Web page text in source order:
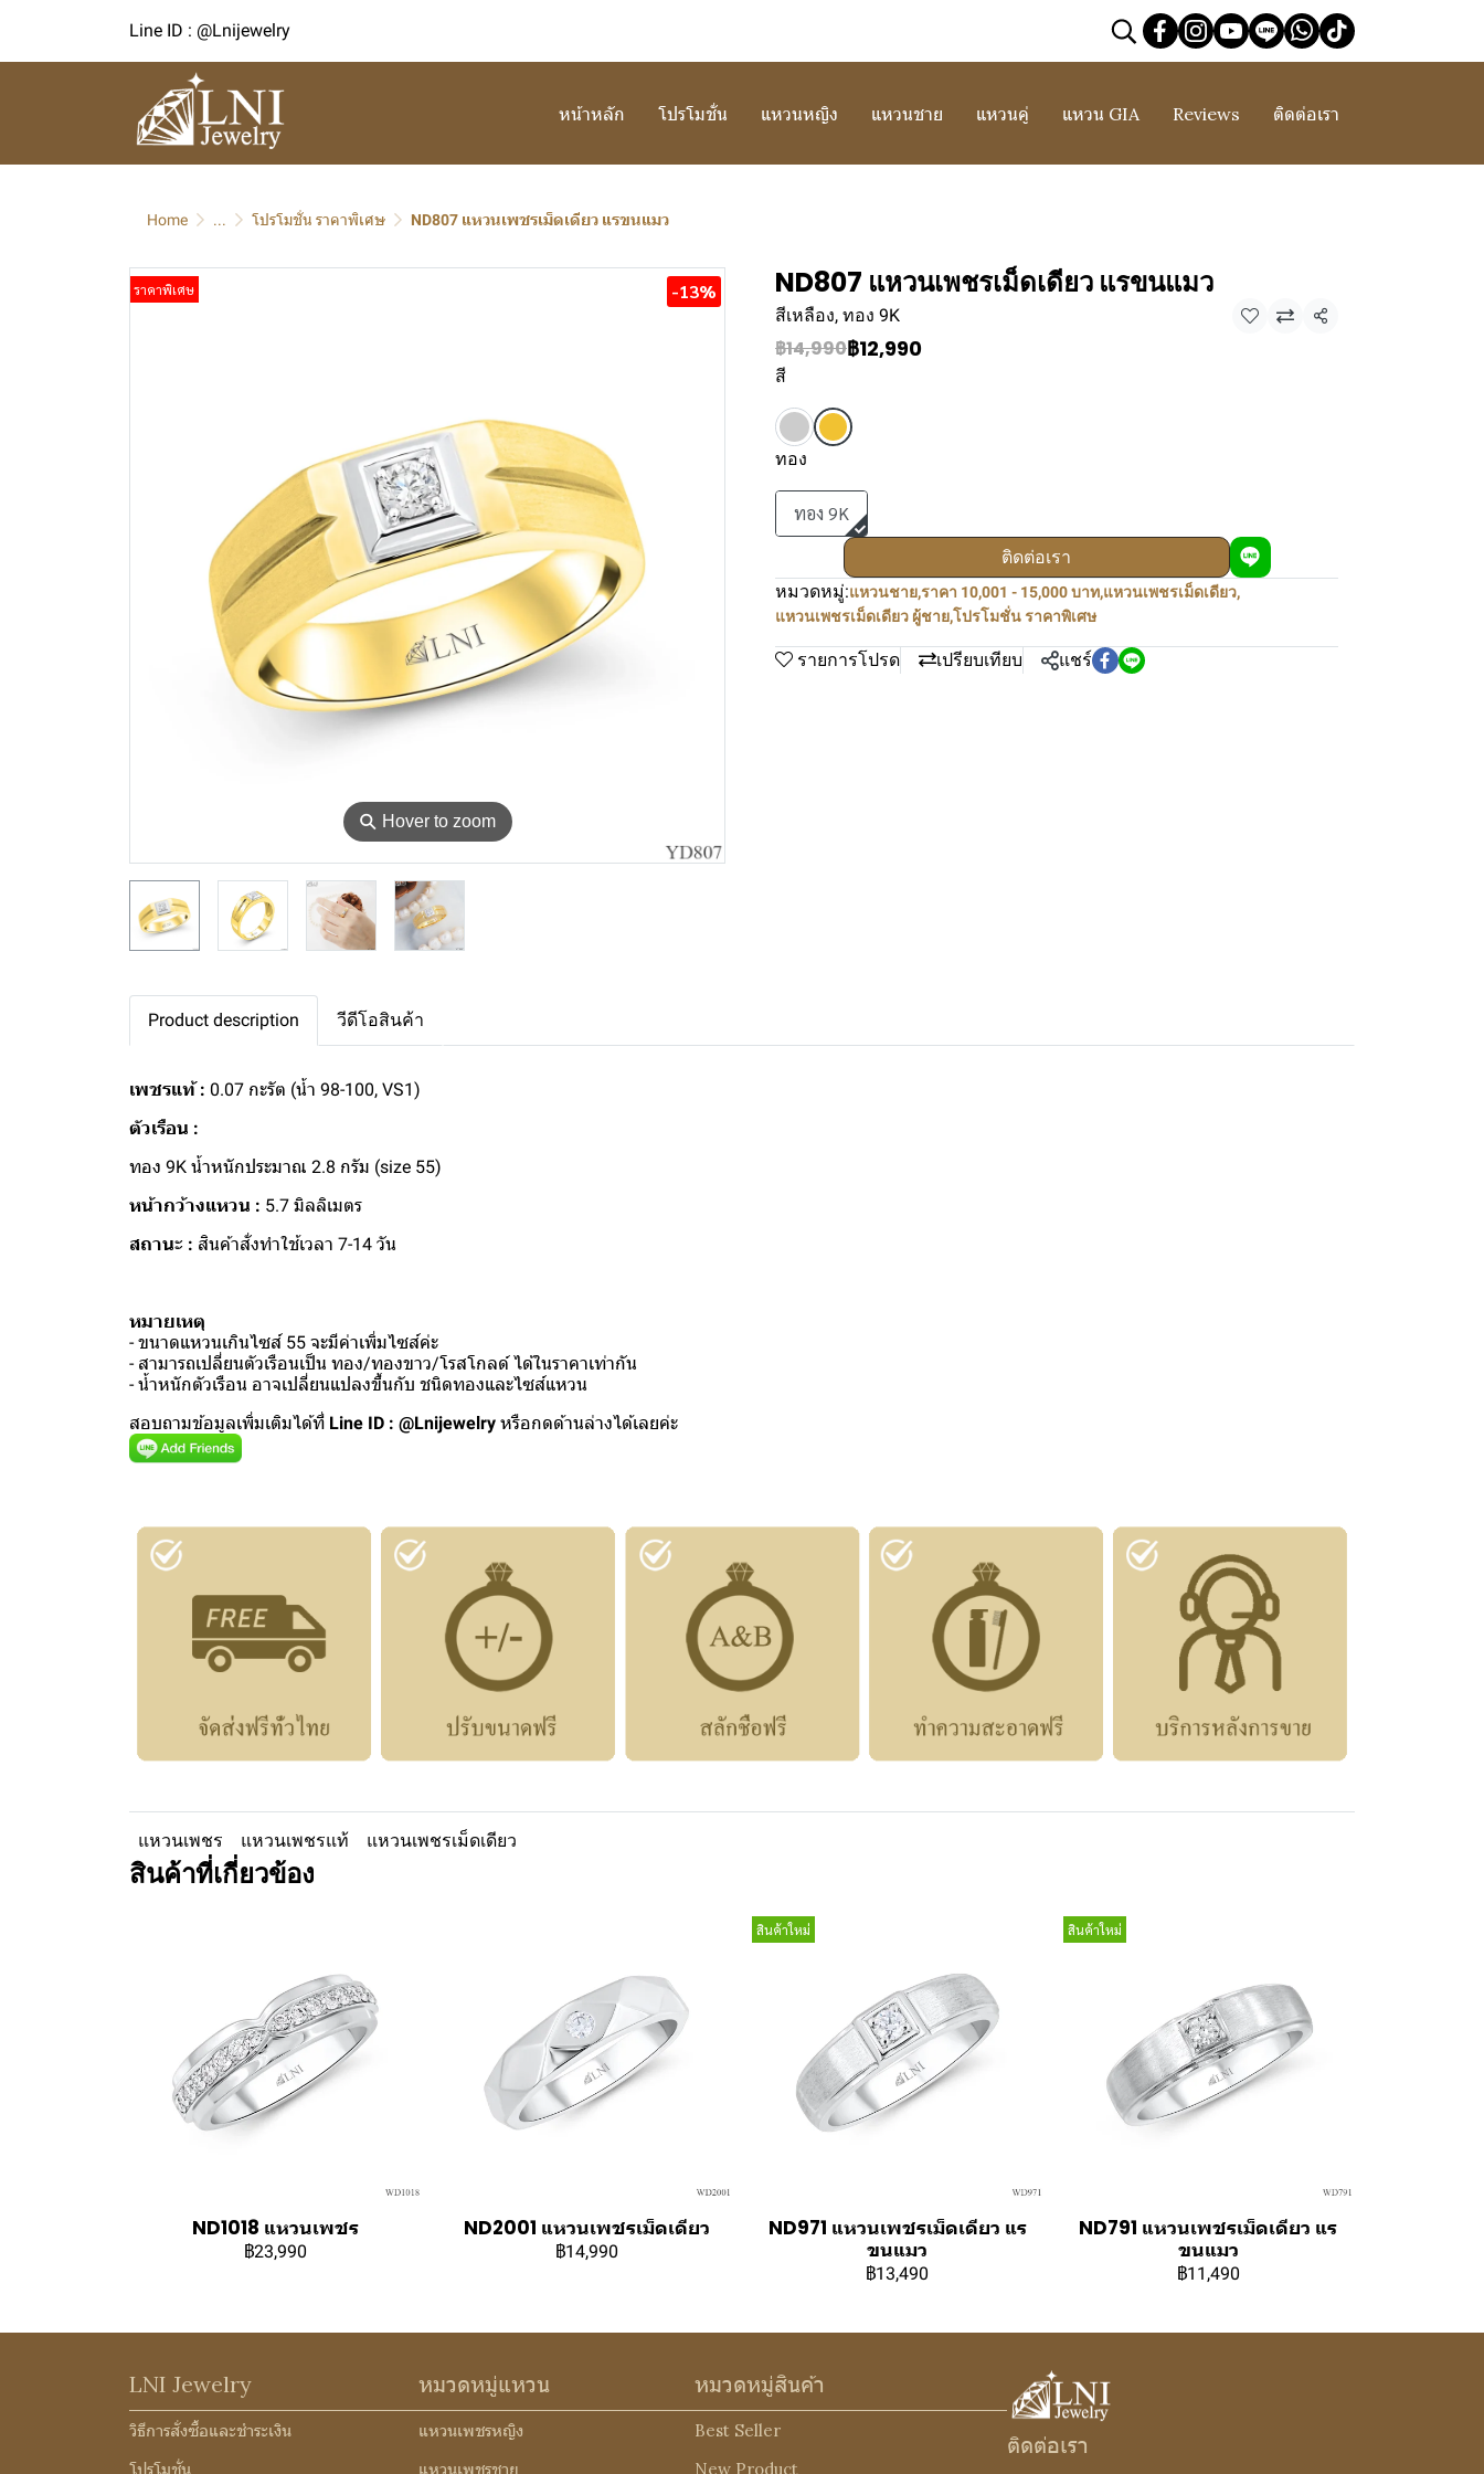
Line ID : @Lnijewelry
หน้าหลัก โปรโมชั่น แหวนหญิง แหวนชาย แหวนคู่ แหวน GIA Reviews ติดต่อเรา
Home ... โปรโมชั่น ราคาพิเศษ ND807 แหวนเพชรเม็ดเดียว แรขนแมว
⚲ Hover to zoom
ราคาพิเศษ -13% ND807 แหวนเพชรเม็ดเดียว แรขนแมว
สีเหลือง, ทอง 9K แชร์
฿14,990฿12,990
สี
ทอง
ทอง 9K
ติดต่อเรา
หมวดหมู่:แหวนชาย,ราคา 10,001 - 15,000 บาท,แหวนเพชรเม็ดเดียว,
แหวนเพชรเม็ดเดียว ผู้ชาย,โปรโมชั่น ราคาพิเศษ
รายการโปรด เปรียบเทียบ แชร์
Product description วีดีโอสินค้า
เพชรแท้ : 0.07 กะรัต (น้ำ 98-100, VS1)
ตัวเรือน :
ทอง 9K น้ำหนักประมาณ 2.8 กรัม (size 55)
หน้ากว้างแหวน : 5.7 มิลลิเมตร
สถานะ : สินค้าสั่งทำใช้เวลา 7-14 วัน
หมายเหตุ
- ขนาดแหวนเกินไซส์ 55 จะมีค่าเพิ่มไซส์ค่ะ
- สามารถเปลี่ยนตัวเรือนเป็น ทอง/ทองขาว/โรสโกลด์ ได้ในราคาเท่ากัน
- น้ำหนักตัวเรือน อาจเปลี่ยนแปลงขึ้นกับ ชนิดทองและไซส์แหวน
สอบถามข้อมูลเพิ่มเติมได้ที่ Line ID : @Lnijewelry หรือกดด้านล่างได้เลยค่ะ
แหวนเพชร แหวนเพชรแท้ แหวนเพชรเม็ดเดียว
สินค้าที่เกี่ยวข้อง
ND1018 แหวนเพชร
฿23,990
ND2001 แหวนเพชรเม็ดเดียว
฿14,990
สินค้าใหม่
ND971 แหวนเพชรเม็ดเดียว แร
ขนแมว
฿13,490
สินค้าใหม่
ND791 แหวนเพชรเม็ดเดียว แร
ขนแมว
฿11,490
LNI Jewelry
วิธีการสั่งซื้อและชำระเงิน
โปรโมชั่น
หมวดหมู่แหวน
แหวนเพชรหญิง
แหวนเพชรชาย
หมวดหมู่สินค้า
Best Seller
New Product
ติดต่อเรา